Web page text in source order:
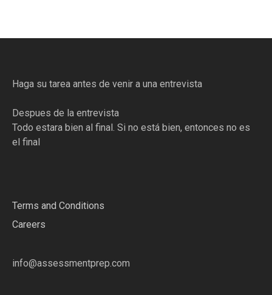
Haga su tarea antes de venir a una entrevista
Despues de la entrevista
Todo estara bien al final. Si no está bien, entonces no es
el final
Terms and Conditions
Careers
info@assessmentprep.com